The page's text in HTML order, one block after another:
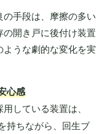
手段は、摩擦の多い
開き戸に後付け装置
うな劇的な変化を実
心感
用している装置は、
持ちながら、回生ブ